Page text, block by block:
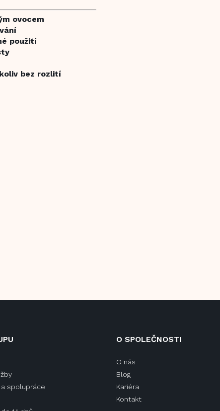
ovocem
použití
bez rozlití
spolupráce
O SPOLEČNOSTI
O nás
Blog
Kariéra
Kontakt